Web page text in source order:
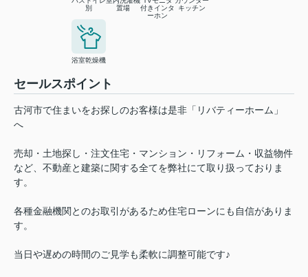
別
置場
付きインタ
ーホン
キッチン
浴室乾燥機
セールスポイント
古河市で住まいをお探しのお客様は是非「リバティーホーム」
へ
売却・土地探し・注文住宅・マンション・リフォーム・収益物件
など、不動産と建築に関する全てを弊社にて取り扱っておりま
す。
各種金融機関とのお取引があるため住宅ローンにも自信がありま
す。
当日や遅めの時間のご見学も柔軟に調整可能です♪